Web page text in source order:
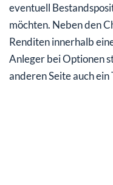
eventuell
möchten. Neben den
Renditen innerhalb
Anleger bei Optionen
anderen Seite auch